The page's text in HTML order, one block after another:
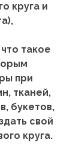
круга и
такое
при
тканей,
букетов,
свой
круга.